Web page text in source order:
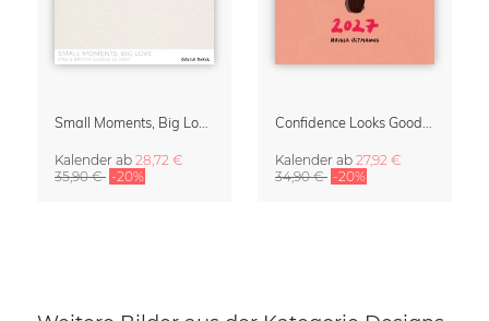
Kalender ab 28,72 €
35,90 € -20%
Kalender ab 27,92 €
34,90 € -20%